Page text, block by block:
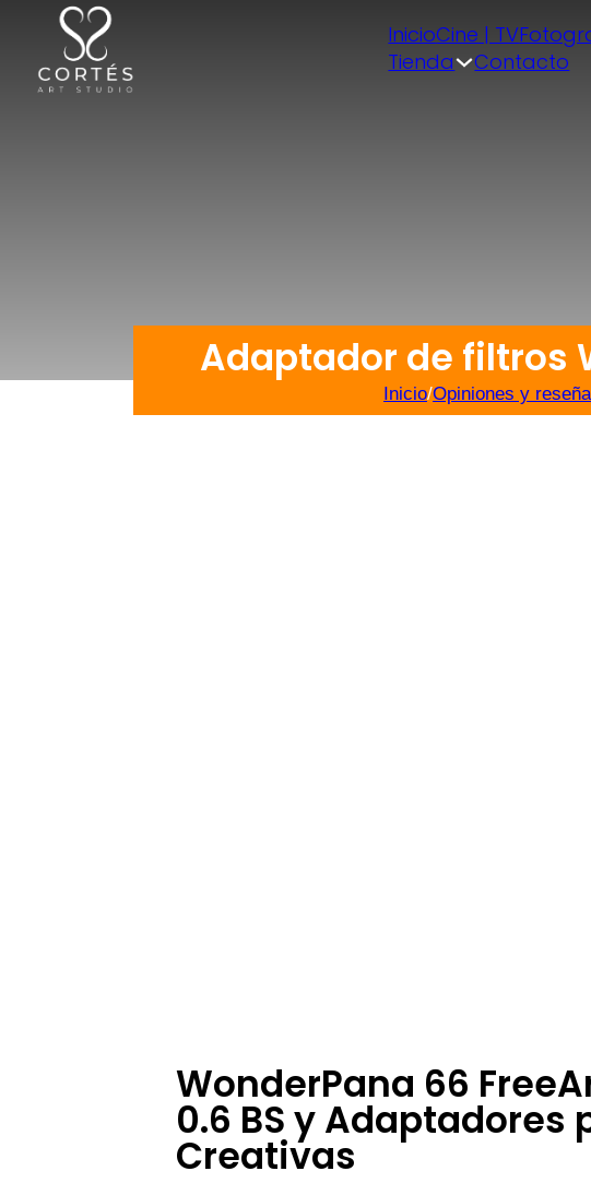
InicioCine | TV
Tienda
Contacto
Adaptador de filtros
Inicio/Opiniones y
WonderPana 66
0.6 BS y Adaptadores
Creativas